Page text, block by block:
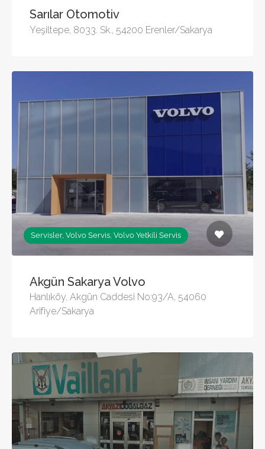
Sarılar Otomotiv
Yeşiltepe, 8033. Sk., 54200 Erenler/Sakarya
Servisler, Volvo Servis, Volvo Yetkili Servis
Akgün Sakarya Volvo
Hanlıköy, Akgün Caddesi No:93/A, 54060
Arifiye/Sakarya